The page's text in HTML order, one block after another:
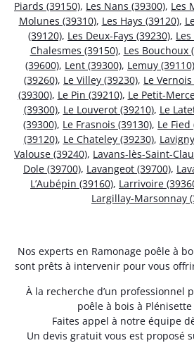
Piards (39150), Les Nans (39300), Les
Molunes (39310), Les Hays (39120),
(39120), Les Deux-Fays (39230),
Chalesmes (39150), Les Bouchoux
(39600), Lent (39300), Lemuy (39110)
(39260), Le Villey (39230), Le
(39300), Le Pin (39210), Le Petit-
(39300), Le Louverot (39210), Le
(39300), Le Frasnois (39130), Le Fied
(39120), Le Chateley (39230),
Valouse (39240), Lavans-lès-Saint-
Dole (39700), Lavangeot (39700),
L’Aubépin (39160), Larrivoire
Largillay-Marsonnay
Nos experts en Ramonage poêle à
sont prêts à intervenir pour vous
À la recherche d’un professionnel
poêle à bois à Plénisette
Faites appel à notre équipe
Un devis gratuit vous est proposé